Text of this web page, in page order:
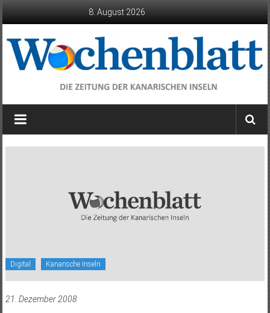
8. August 2026
Wochenblatt
die
Digital Kanarische Inseln
21. Dezember 2008